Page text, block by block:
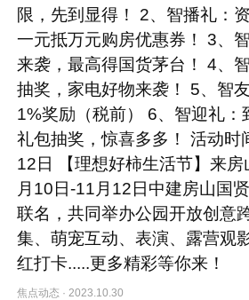
限，先到显得！ 2、智播礼：
一元抵万元购房优惠券！ 3、
来袭，最高得国货茅台！ 4、
抽奖，家电好物来袭！ 5、智
1%奖励（税前） 6、智迎礼：
礼包抽奖，惊喜多多！ 活动时
12日 【理想好柿生活节】来
月10日-11月12日中建房山国
联名，共同举办公园开放创意
集、萌宠互动、表演、露营观
红打卡.....更多精彩等你来！
焦点动态 · 2023.10.30